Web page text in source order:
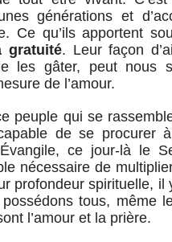
générations et
Ce qu’ils apportent
gratuité. Leur façon
les gâter, peut nous
de l’amour.
peuple qui se
de se procurer
ce jour-là le
nécessaire de
profondeur spirituelle, il
tous, même
l’amour et la prière.